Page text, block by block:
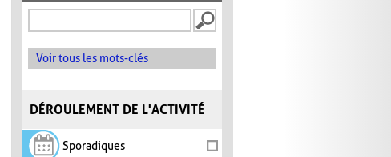
Voir tous les mots-clés
DÉROULEMENT DE L'ACTIVITÉ
Sporadiques